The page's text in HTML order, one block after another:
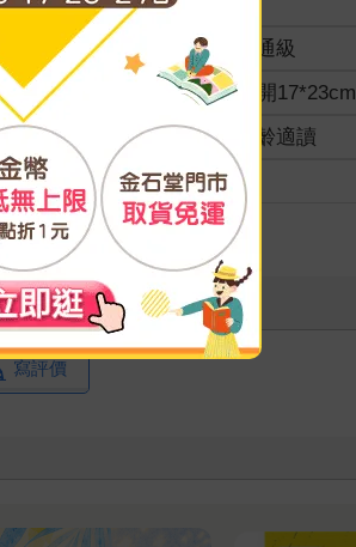
裝訂
分級
普通級
18開17*23cm
適讀年齡
全齡適讀
級別
寫評價